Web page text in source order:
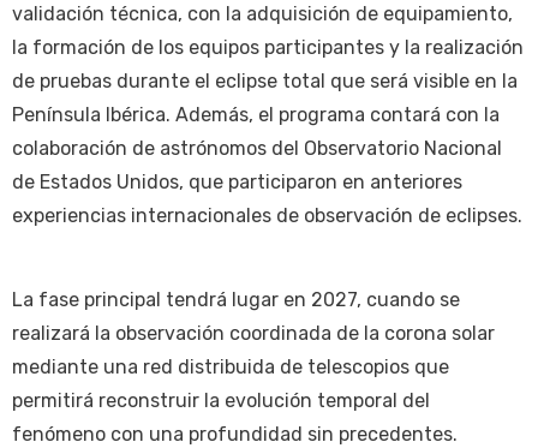
validación técnica, con la adquisición de equipamiento,
la formación de los equipos participantes y la realización
de pruebas durante el eclipse total que será visible en la
Península Ibérica. Además, el programa contará con la
colaboración de astrónomos del Observatorio Nacional
de Estados Unidos, que participaron en anteriores
experiencias internacionales de observación de eclipses.
La fase principal tendrá lugar en 2027, cuando se
realizará la observación coordinada de la corona solar
mediante una red distribuida de telescopios que
permitirá reconstruir la evolución temporal del
fenómeno con una profundidad sin precedentes.